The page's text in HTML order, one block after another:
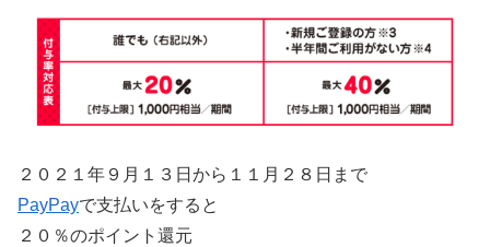
２０２１年９月１３日から１１月２８日まで
PayPayで支払いをすると
２０％のポイント還元